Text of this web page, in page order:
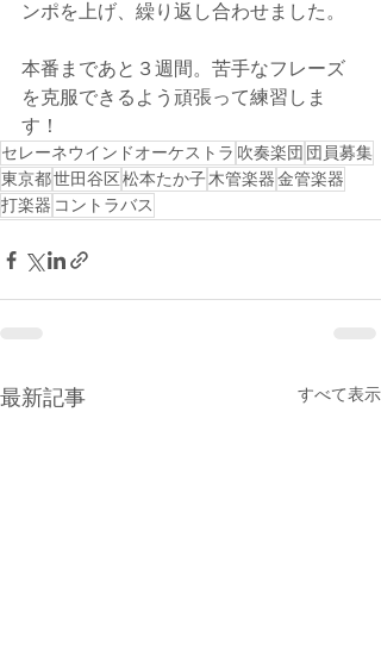
ンポを上げ、繰り返し合わせました。
本番まであと３週間。苦手なフレーズ
を克服できるよう頑張って練習しま
す！
セレーネウインドオーケストラ 吹奏楽団 団員募集
東京都世田谷区松本たか子木管楽器金管楽器
打楽器 コントラバス
最新記事 すべて表示